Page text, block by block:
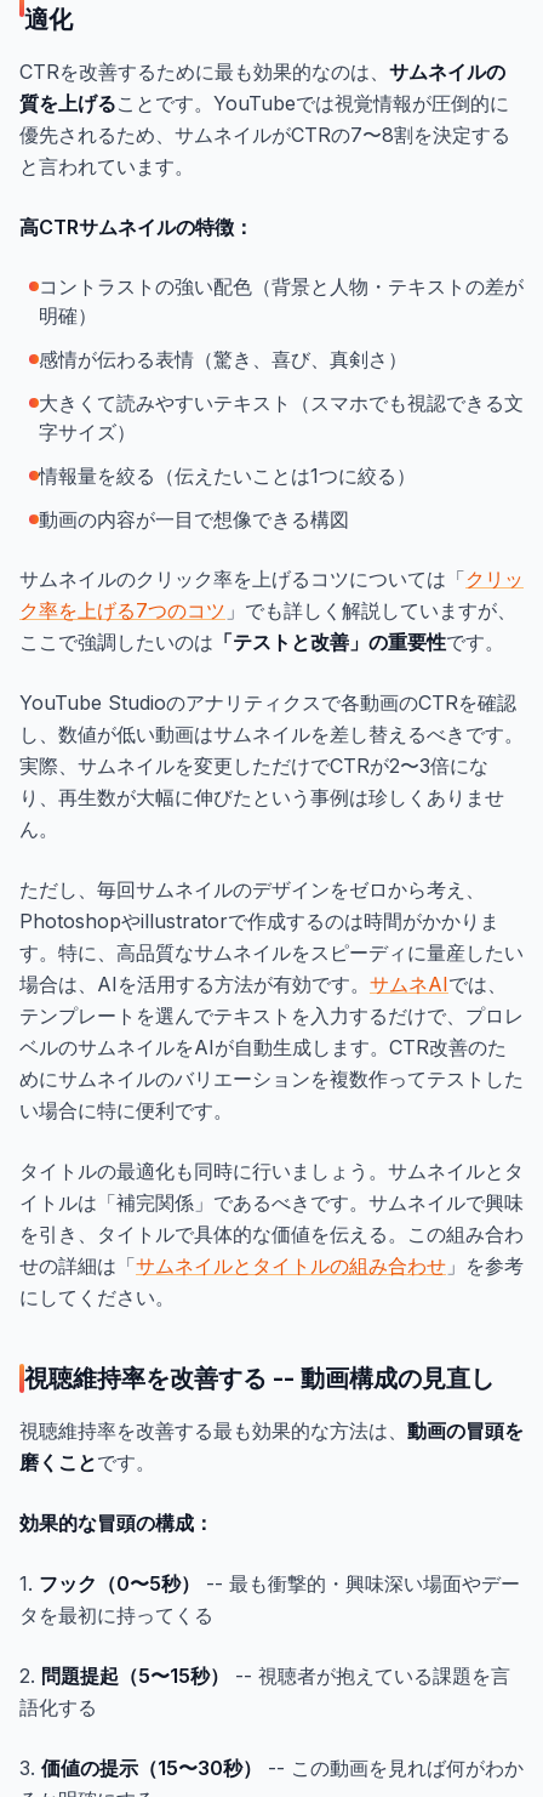
適化
CTRを改善するために最も効果的なのは、 サムネイルの
質を上げることです。YouTubeでは視覚情報が圧倒的に
優先されるため、サムネイルがCTRの7〜8割を決定する
と言われています。
高CTRサムネイルの特徴：
コントラストの強い配色（背景と人物・テキストの差が
明確）
感情が伝わる表情（驚き、喜び、真剣さ）
大きくて読みやすいテキスト（スマホでも視認できる文
字サイズ）
情報量を絞る（伝えたいことは1つに絞る）
動画の内容が一目で想像できる構図
サムネイルのクリック率を上げるコツについては「クリッ
ク率を上げる7つのコツ 」でも詳しく解説していますが、
ここで強調したいのは 「テストと改善」の重要性です。
YouTube Studioのアナリティクスで各動画のCTRを確認
し、数値が低い動画はサムネイルを差し替えるべきです。
実際、サムネイルを変更しただけでCTRが2〜3倍にな
り、再生数が大幅に伸びたという事例は珍しくありませ
ん。
ただし、毎回サムネイルのデザインをゼロから考え、
Photoshopやillustratorで作成するのは時間がかかりま
す。特に、高品質なサムネイルをスピーディに量産したい
場合は、AIを活用する方法が有効です。 サムネAIでは、
テンプレートを選んでテキストを入力するだけで、プロレ
ベルのサムネイルをAIが自動生成します。CTR改善のた
めにサムネイルのバリエーションを複数作ってテストした
い場合に特に便利です。
タイトルの最適化も同時に行いましょう。サムネイルとタ
イトルは「補完関係」であるべきです。サムネイルで興味
を引き、タイトルで具体的な価値を伝える。この組み合わ
せの詳細は「サムネイルとタイトルの組み合わせ 」を参考
にしてください。
視聴維持率を改善する -- 動画構成の見直し
視聴維持率を改善する最も効果的な方法は、 動画の冒頭を
磨くことです。
効果的な冒頭の構成：
1. フック（0〜5秒）
-- 最も衝撃的・興味深い場面やデー
タを最初に持ってくる
2. 問題提起（5〜15秒）
-- 視聴者が抱えている課題を言
語化する
3. 価値の提示（15〜30秒）
-- この動画を見れば何がわか